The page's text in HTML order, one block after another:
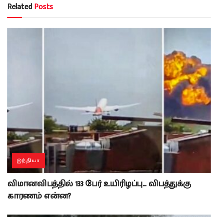
RelatedPosts
இந்தியா
விமானவிபத்தில் 133 பேர் உயிரிழப்பு… விபத்துக்கு
காரணம் என்ன?